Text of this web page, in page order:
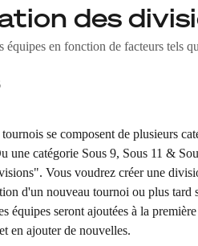
des
équipes en fonction de facteurs tels
se composent de plusieurs
une catégorie Sous 9, Sous 11 &
Vous voudrez créer une
d'un nouveau tournoi ou plus tard
équipes seront ajoutées à la
en ajouter de nouvelles.